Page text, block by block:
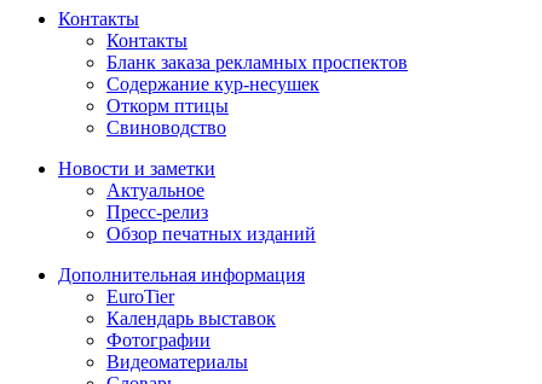
Контакты
Контакты
Бланк заказа рекламных проспектов
Содержание кур-несушек
Откорм птицы
Свиноводство
Новости и заметки
Актуальное
Пресс-релиз
Обзор печатных изданий
Дополнительная информация
EuroTier
Календарь выставок
Фотографии
Видеоматериалы